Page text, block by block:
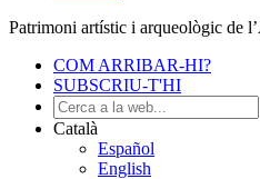
Patrimoni artístic i arqueològic de
COM ARRIBAR-HI?
SUBSCRIU-T'HI
Català
Español
English